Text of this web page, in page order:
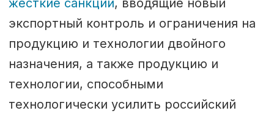
жесткие санкции, вводящие новый
экспортный контроль и ограничения на
продукцию и технологии двойного
назначения, а также продукцию и
технологии, способными
технологически усилить российский